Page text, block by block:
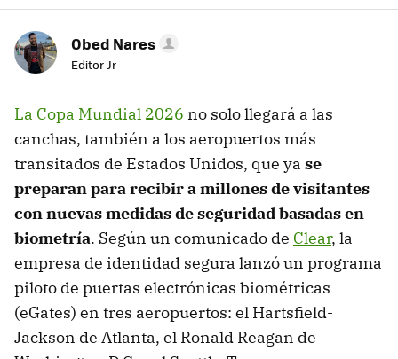
Obed Nares
Editor Jr
La Copa Mundial 2026 no solo llegará a las
canchas, también a los aeropuertos más
transitados de Estados Unidos, que ya se
preparan para recibir a millones de visitantes
con nuevas medidas de seguridad basadas en
biometría. Según un comunicado de Clear, la
empresa de identidad segura lanzó un programa
piloto de puertas electrónicas biométricas
(eGates) en tres aeropuertos: el Hartsfield-
Jackson de Atlanta, el Ronald Reagan de